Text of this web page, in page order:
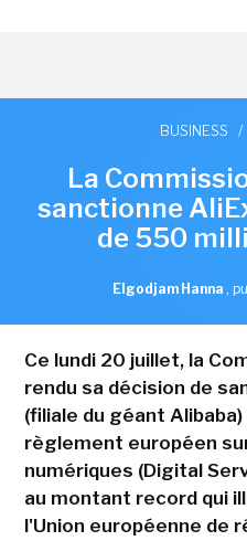
BUSINESS /
La
sanctionne
de 550
Elgodjam Hanna ,
Ce lundi 20 juillet, la
rendu sa décision de
(filiale du géant
règlement européen
numériques (Digital
au montant record qui
l'Union européenne de